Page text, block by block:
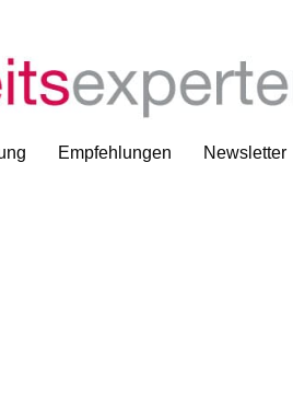
Empfehlungen Newsletter